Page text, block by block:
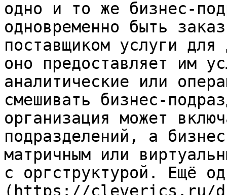
одно и то же бизнес-
одновременно быть
поставщиком услуги
оно предоставляет им
аналитические или
смешивать бизнес-
организация может
подразделений, а
матричным или
с оргструктурой. Ещё
(https://cleverics.ru/